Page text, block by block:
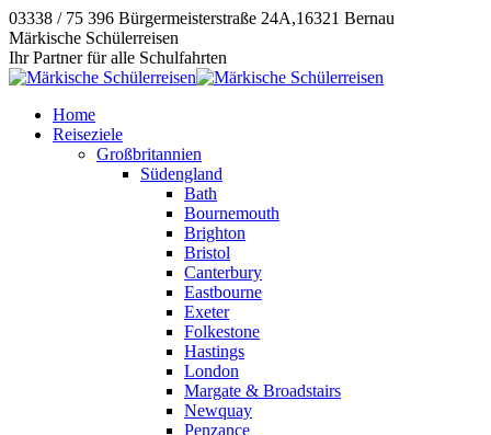
Zum
Inhalt
springen
03338 / 75 396 Bürgermeisterstraße 24A,16321 Bernau
Instagram
page
opens
new
window
E-
Mail
page
new
Facebook
page
opens
new
window
Märkische Schülerreisen
Ihr Partner für alle Schulfahrten
Home
Reiseziele
Großbritannien
Südengland
Bath
Bournemouth
Brighton
Bristol
Canterbury
Eastbourne
Exeter
Folkestone
Hastings
London
Margate & Broadstairs
Newquay
Penzance